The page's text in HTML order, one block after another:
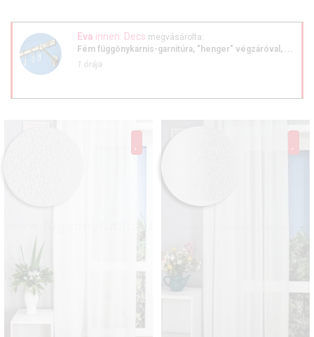
Eva innen: Decs megvásárolta:
Fém függönykarnis-garnitúra, "henger" végzáróval, ...
1 órája